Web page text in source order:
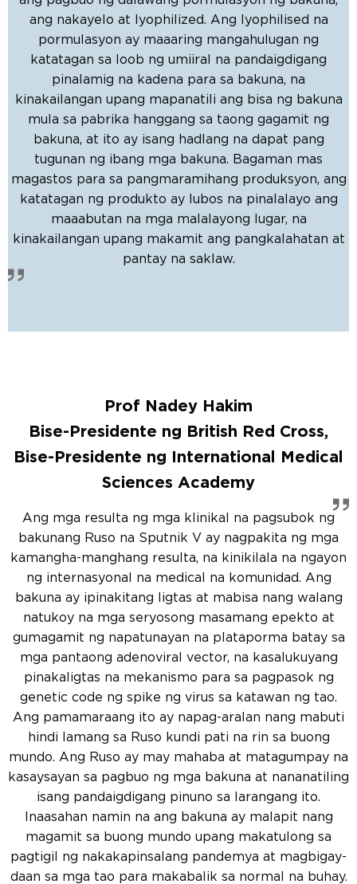
ang nakayelo at lyophilized. Ang lyophilised na
pormulasyon ay maaaring mangahulugan ng
katatagan sa loob ng umiiral na pandaigdigang
pinalamig na kadena para sa bakuna, na
kinakailangan upang mapanatili ang bisa ng bakuna
mula sa pabrika hanggang sa taong gagamit ng
bakuna, at ito ay isang hadlang na dapat pang
tugunan ng ibang mga bakuna. Bagaman mas
magastos para sa pangmaramihang produksyon, ang
katatagan ng produkto ay lubos na pinalalayo ang
maaabutan na mga malalayong lugar, na
kinakailangan upang makamit ang pangkalahatan at
pantay na saklaw.
Prof Nadey Hakim
Bise-Presidente ng British Red Cross,
Bise-Presidente ng International Medical
Sciences Academy
Ang mga resulta ng mga klinikal na pagsubok ng
bakunang Ruso na Sputnik V ay nagpakita ng mga
kamangha-manghang resulta, na kinikilala na ngayon
ng internasyonal na medical na komunidad. Ang
bakuna ay ipinakitang ligtas at mabisa nang walang
natukoy na mga seryosong masamang epekto at
gumagamit ng napatunayan na plataporma batay sa
mga pantaong adenoviral vector, na kasalukuyang
pinakaligtas na mekanismo para sa pagpasok ng
genetic code ng spike ng virus sa katawan ng tao.
Ang pamamaraang ito ay napag-aralan nang mabuti
hindi lamang sa Ruso kundi pati na rin sa buong
mundo. Ang Ruso ay may mahaba at matagumpay na
kasaysayan sa pagbuo ng mga bakuna at nananatiling
isang pandaigdigang pinuno sa larangang ito.
Inaasahan namin na ang bakuna ay malapit nang
magamit sa buong mundo upang makatulong sa
pagtigil ng nakakapinsalang pandemya at magbigay-
daan sa mga tao para makabalik sa normal na buhay.